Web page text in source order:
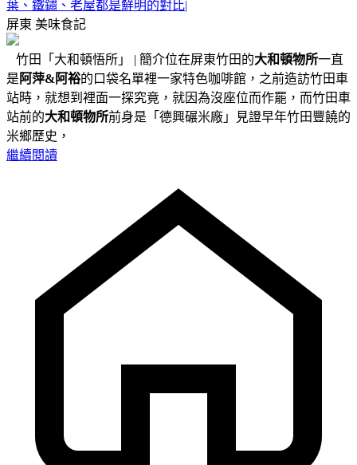
葉、鐵鏽、老屋都是鮮明的對比|
屏東 美味食記
竹田「大和頓悟所」 | 簡介位在屏東竹田的大和頓物所一直
是 阿萍&阿裕的口袋名單裡一家特色咖啡館，之前造訪竹田車
站時，就想到裡面一探究竟，就因為沒座位而作罷，而竹田車
站前的大和頓物所前身是「德興碾米廠」見證早年竹田豐饒的
米鄉歷史，
繼續閱讀